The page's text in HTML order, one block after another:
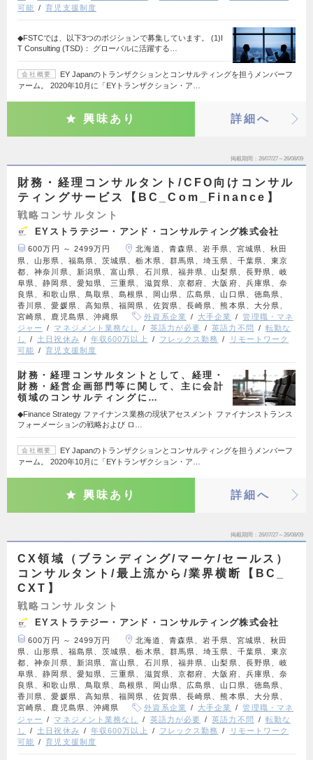
可能
育児支援制度
◆FSTCでは、以下3つのポジションで募集しています。 (1)I
T Consulting (TSD)： グローバルに活躍する…
会社概要
EY Japanのトランザクションとコンサルティングを担うメンバーフ
ァーム。 2020年10月に「EYトランザクション・ア…
興味あり 詳細へ
掲載期間 26/07/27～26/08/09
財務・経理コンサルタント/CFO向けコンサル
ティングサービス【BC_Com_Finance】
戦略コンサルタント
EYストラテジー・アンド・コンサルティング株式会社
600万円 ～ 2499万円
北海道、青森県、岩手県、宮城県、秋田
県、山形県、福島県、茨城県、栃木県、群馬県、埼玉県、千葉県、東京
都、神奈川県、新潟県、富山県、石川県、福井県、山梨県、長野県、岐
阜県、静岡県、愛知県、三重県、滋賀県、京都府、大阪府、兵庫県、奈
良県、和歌山県、鳥取県、島根県、岡山県、広島県、山口県、徳島県、
香川県、愛媛県、高知県、福岡県、佐賀県、長崎県、熊本県、大分県、
宮崎県、鹿児島県、沖縄県
外資系企業 大手企業
管理職・マネ
ジャー
マネジメント業務なし 英語力が必要 英語力不問
転勤な
し
土日祝休み 年収600万以上 フレックス勤務
リモートワーク
可能
育児支援制度
財務・経理コンサルタントとして、経理・
財務・経営企画部門等に関して、主に会計
領域のコンサルティングに…
◆Finance Strategy ファイナンス業務の現状アセスメント ファイナンストランス
フォーメーションの戦略および ロ…
会社概要
EY Japanのトランザクションとコンサルティングを担うメンバーフ
ァーム。 2020年10月に「EYトランザクション・ア…
興味あり 詳細へ
掲載期間 26/07/27～26/08/09
CX領域（ブランディング/マーケ/セールス）
コンサルタント/最上流から/業界横断【BC_
CXT】
戦略コンサルタント
EYストラテジー・アンド・コンサルティング株式会社
600万円 ～ 2499万円
北海道、青森県、岩手県、宮城県、秋田
県、山形県、福島県、茨城県、栃木県、群馬県、埼玉県、千葉県、東京
都、神奈川県、新潟県、富山県、石川県、福井県、山梨県、長野県、岐
阜県、静岡県、愛知県、三重県、滋賀県、京都府、大阪府、兵庫県、奈
良県、和歌山県、鳥取県、島根県、岡山県、広島県、山口県、徳島県、
香川県、愛媛県、高知県、福岡県、佐賀県、長崎県、熊本県、大分県、
宮崎県、鹿児島県、沖縄県
外資系企業 大手企業
管理職・マネ
ジャー
マネジメント業務なし 英語力が必要 英語力不問
転勤な
し
土日祝休み 年収600万以上 フレックス勤務
リモートワーク
可能
育児支援制度